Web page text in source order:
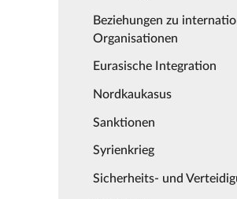
Beziehungen zu
Organisationen
Eurasische Integration
Nordkaukasus
Sanktionen
Syrienkrieg
Sicherheits- und